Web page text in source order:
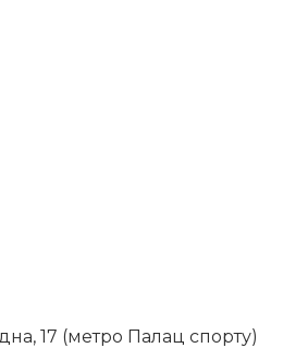
17 (метро Палац спорту)